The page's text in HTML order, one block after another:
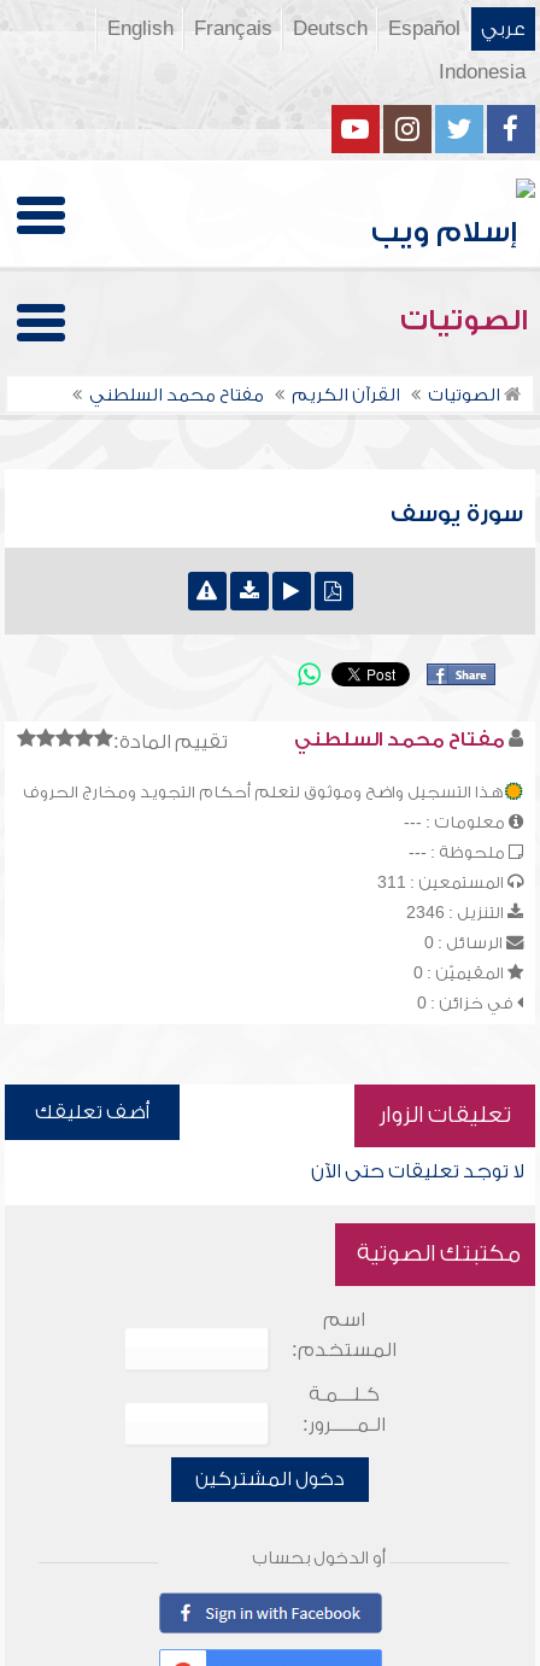
عربي Español
Deutsch
Français
English
Indonesia
الصوتيات
الصوتيات القرآن الكريم مفتاح محمد السلطني
سورة يوسف
تقييم المادة: مفتاح محمد السلطني
هذا التسجيل واضح وموثوق لتعلم أحكام التجويد ومخارج الحروف
معلومات : ---
ملحوظة : ---
المستمعين : 311
التنزيل : 2346
الرسائل : 0
المقيميّن : 0
في خزائن : 0
تعليقات الزوار أضف تعليقك
لا توجد تعليقات حتى الآن
مكتبتك الصوتية
اسم
المستخدم:
كـلـــمـة
الـمـــــرور:
دخول المشتركين
أو الدخول بحساب